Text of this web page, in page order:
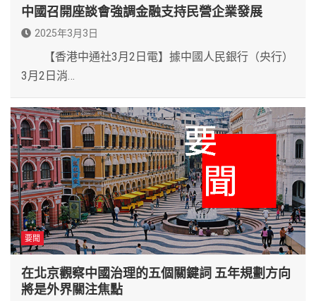
中國召開座談會強調金融支持民營企業發展
2025年3月3日
【香港中通社3月2日電】據中國人民銀行（央行）
3月2日消…
要聞
在北京觀察中國治理的五個關鍵詞 五年規劃方向
將是外界關注焦點